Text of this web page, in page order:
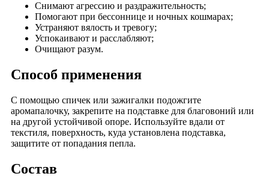
Снимают агрессию и раздражительность;
Помогают при бессоннице и ночных кошмарах;
Устраняют вялость и тревогу;
Успокаивают и расслабляют;
Очищают разум.
Способ применения
С помощью спичек или зажигалки подожгите
аромапалочку, закрепите на подставке для благовоний или
на другой устойчивой опоре. Используйте вдали от
текстиля, поверхность, куда установлена подставка,
защитите от попадания пепла.
Состав